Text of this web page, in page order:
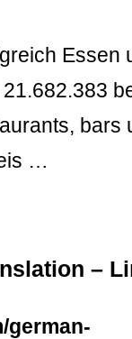
Essen
bars
…
–
german-